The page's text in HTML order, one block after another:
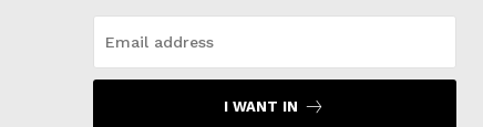
I WANT IN